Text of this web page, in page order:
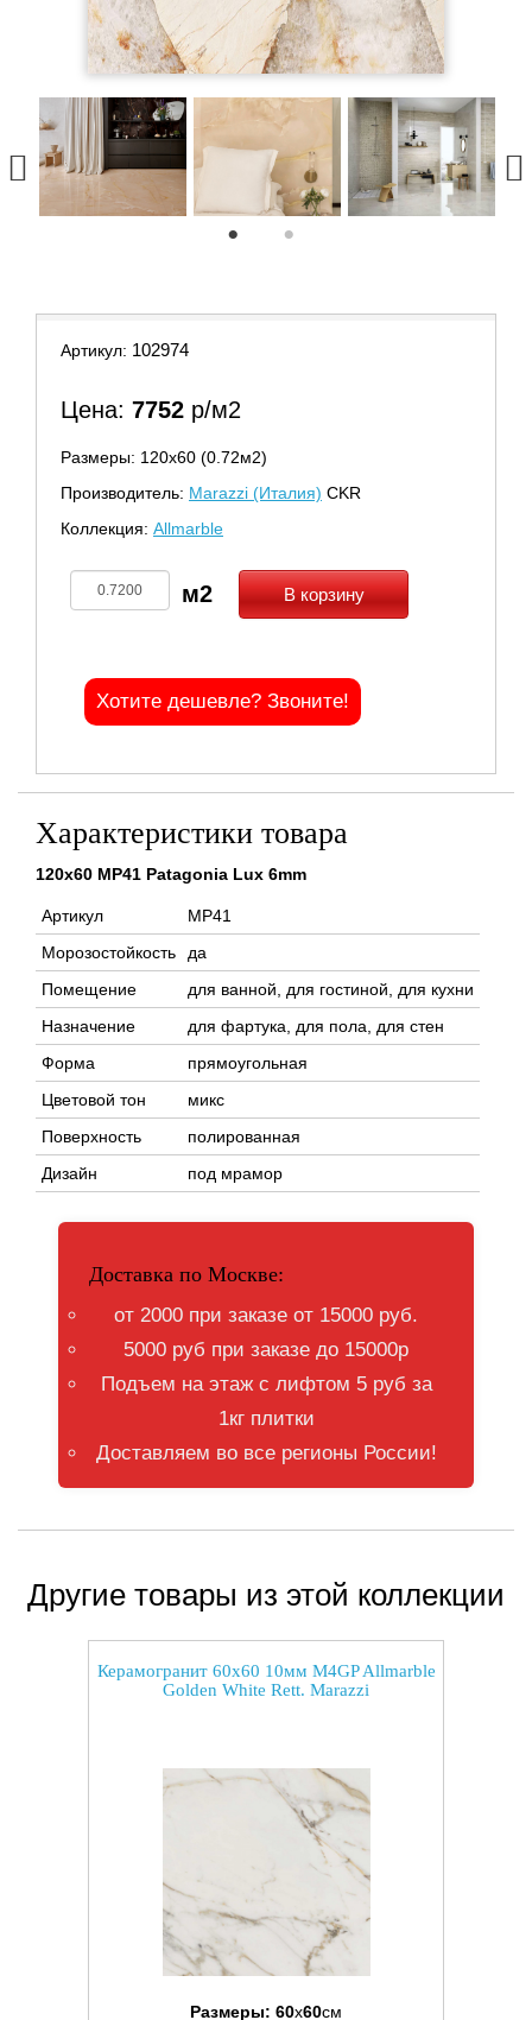
Артикул: 102974
Цена: 7752 р/м2
Размеры: 120х60 (0.72м2)
Производитель: Marazzi (Италия) CKR
Коллекция: Allmarble
В корзину
Хотите дешевле? Звоните!
Характеристики товара
120x60 MP41 Patagonia Lux 6mm
Артикул
MP41
Морозостойкость
да
Помещение
для ванной, для гостиной, для кухни
Назначение
для фартука, для пола, для стен
Форма
прямоугольная
Цветовой тон
микс
Поверхность
полированная
Дизайн
под мрамор
Доставка по Москве:
от 2000 при заказе от 15000 руб.
5000 руб при заказе до 15000р
Подъем на этаж с лифтом 5 руб за
1кг плитки
Доставляем во все регионы России!
Другие товары из этой коллекции
Керамогранит 60x60 10мм M4GP Allmarble
Golden White Rett. Marazzi
Размеры: 60x60см